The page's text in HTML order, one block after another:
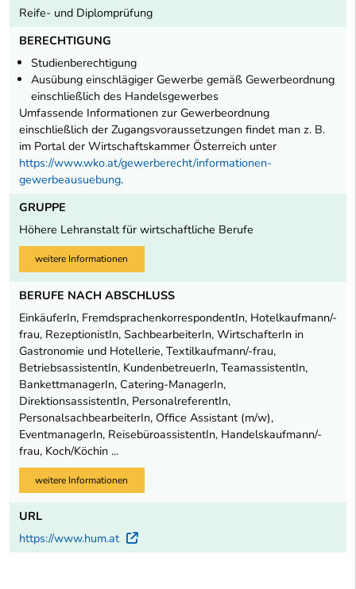
Reife- und Diplomprüfung
BERECHTIGUNG
Studienberechtigung
Ausübung einschlägiger Gewerbe gemäß Gewerbeordnung
einschließlich des Handelsgewerbes
Umfassende Informationen zur Gewerbeordnung
einschließlich der Zugangsvoraussetzungen findet man z. B.
im Portal der Wirtschaftskammer Österreich unter
https://www.wko.at/gewerberecht/informationen-
gewerbeausuebung.
GRUPPE
Höhere Lehranstalt für wirtschaftliche Berufe
weitere Informationen
BERUFE NACH ABSCHLUSS
EinkäuferIn, FremdsprachenkorrespondentIn, Hotelkaufmann/-
frau, RezeptionistIn, SachbearbeiterIn, WirtschafterIn in
Gastronomie und Hotellerie, Textilkaufmann/-frau,
BetriebsassistentIn, KundenbetreuerIn, TeamassistentIn,
BankettmanagerIn, Catering-ManagerIn,
DirektionsassistentIn, PersonalreferentIn,
PersonalsachbearbeiterIn, Office Assistant (m/w),
EventmanagerIn, ReisebüroassistentIn, Handelskaufmann/-
frau, Koch/Köchin ...
weitere Informationen
URL
https://www.hum.at
Externer Link